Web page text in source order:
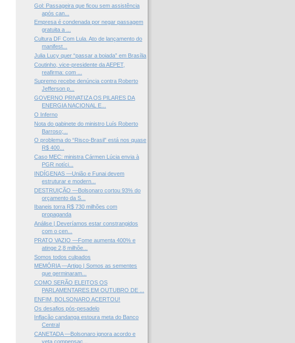
Gol: Passageira que ficou sem assistência
após can...
Empresa é condenada por negar passagem
gratuita a ...
Cultura DF Com Lula. Ato de lançamento do
manifest...
Julia Lucy quer “passar a boiada” em Brasília
Coutinho, vice-presidente da AEPET,
reafirma: com ...
Supremo recebe denúncia contra Roberto
Jefferson p...
GOVERNO PRIVATIZA OS PILARES DA
ENERGIA NACIONAL E...
O Inferno
Nota do gabinete do ministro Luís Roberto
Barroso;...
O problema do “Risco-Brasil” está nos quase
R$ 400...
Caso MEC: ministra Cármen Lúcia envia à
PGR notíci...
INDÍGENAS —União e Funai devem
estruturar e modern...
DESTRUIÇÃO —Bolsonaro cortou 93% do
orçamento da S...
Ibaneis torra R$ 730 milhões com
propaganda
Análise | Deveríamos estar constrangidos
com o cen...
PRATO VAZIO —Fome aumenta 400% e
atinge 2,8 milhõe...
Somos todos culpados
MEMÓRIA —Artigo | Somos as sementes
que germinaram...
COMO SERÃO ELEITOS OS
PARLAMENTARES EM OUTUBRO DE ...
ENFIM, BOLSONARO ACERTOU!
Os desafios pós-pesadelo
Inflação candanga estoura meta do Banco
Central
CANETADA —Bolsonaro ignora acordo e
veta compensaç...